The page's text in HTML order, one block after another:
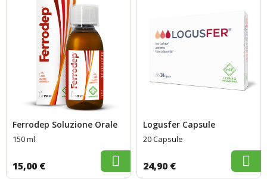
Ferrodep Soluzione Orale
150 ml
15,00 €
Logusfer Capsule
20 Capsule
24,90 €